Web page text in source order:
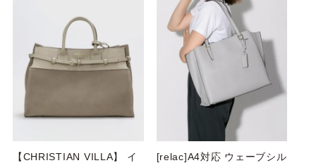
【CHRISTIAN VILLA】 イ
[relac]A4対応 ウェーブシル